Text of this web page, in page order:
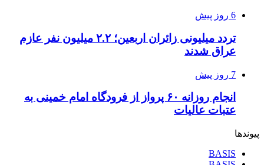
6 روز پیش
تردد میلیونی زائران اربعین؛ ۲.۲ میلیون نفر عازم
عراق شدند
7 روز پیش
انجام روزانه ۶۰ پرواز از فرودگاه امام خمینی به
عتبات عالیات
پیوندها
BASIS